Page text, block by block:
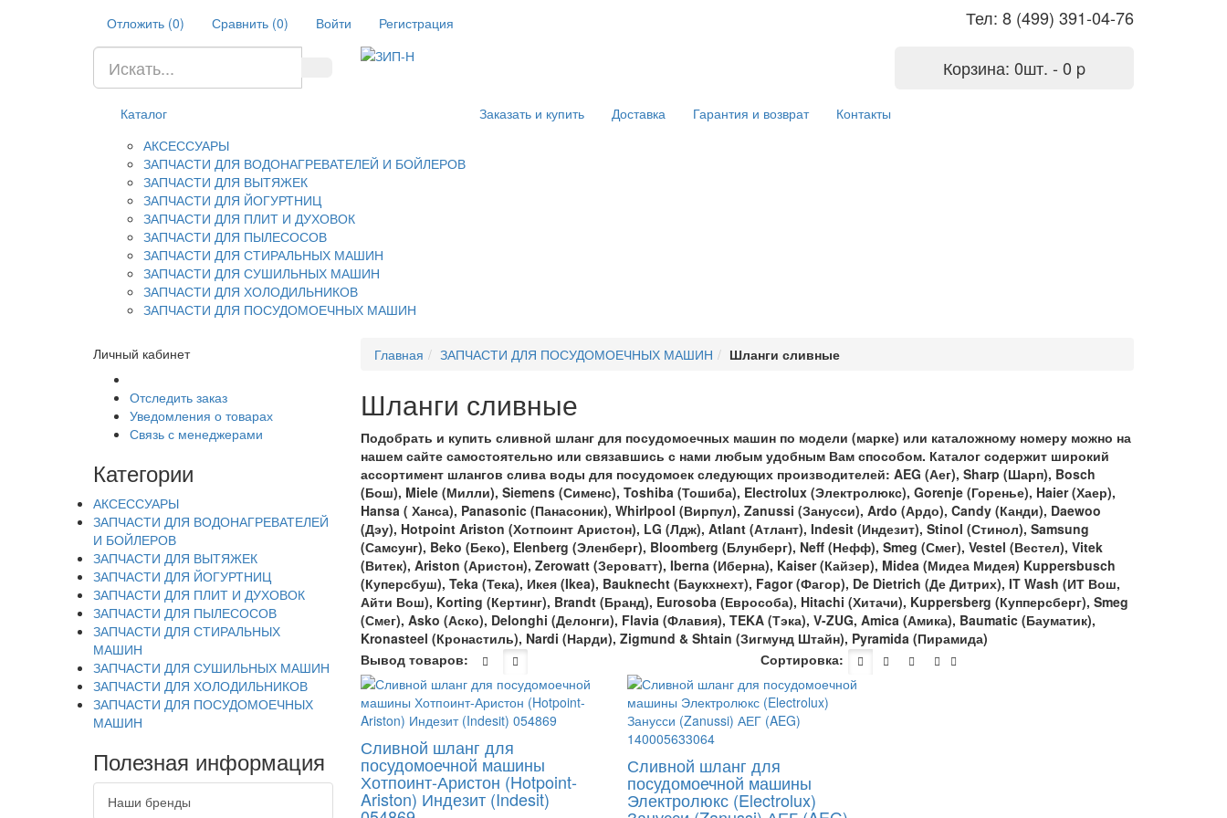
Отложить (0) Сравнить (0) Войти Регистрация Тел: 8 (499) 391-04-76
Корзина: 0шт. - 0 p
Каталог
АКСЕССУАРЫ
ЗАПЧАСТИ ДЛЯ ВОДОНАГРЕВАТЕЛЕЙ И БОЙЛЕРОВ
ЗАПЧАСТИ ДЛЯ ВЫТЯЖЕК
ЗАПЧАСТИ ДЛЯ ЙОГУРТНИЦ
ЗАПЧАСТИ ДЛЯ ПЛИТ И ДУХОВОК
ЗАПЧАСТИ ДЛЯ ПЫЛЕСОСОВ
ЗАПЧАСТИ ДЛЯ СТИРАЛЬНЫХ МАШИН
ЗАПЧАСТИ ДЛЯ СУШИЛЬНЫХ МАШИН
ЗАПЧАСТИ ДЛЯ ХОЛОДИЛЬНИКОВ
ЗАПЧАСТИ ДЛЯ ПОСУДОМОЕЧНЫХ МАШИН
Заказать и купить Доставка Гарантия и возврат Контакты
Личный кабинет
Отследить заказ
Уведомления о товарах
Связь с менеджерами
Категории
АКСЕССУАРЫ
ЗАПЧАСТИ ДЛЯ ВОДОНАГРЕВАТЕЛЕЙ
И БОЙЛЕРОВ
ЗАПЧАСТИ ДЛЯ ВЫТЯЖЕК
ЗАПЧАСТИ ДЛЯ ЙОГУРТНИЦ
ЗАПЧАСТИ ДЛЯ ПЛИТ И ДУХОВОК
ЗАПЧАСТИ ДЛЯ ПЫЛЕСОСОВ
ЗАПЧАСТИ ДЛЯ СТИРАЛЬНЫХ
МАШИН
ЗАПЧАСТИ ДЛЯ СУШИЛЬНЫХ МАШИН
ЗАПЧАСТИ ДЛЯ ХОЛОДИЛЬНИКОВ
ЗАПЧАСТИ ДЛЯ ПОСУДОМОЕЧНЫХ
МАШИН
Полезная информация
Наши бренды
Главная ЗАПЧАСТИ ДЛЯ ПОСУДОМОЕЧНЫХ МАШИН Шланги сливные
Шланги сливные
Подобрать и купить сливной шланг для посудомоечных машин по модели (марке) или каталожному номеру можно на
нашем сайте самостоятельно или связавшись с нами любым удобным Вам способом. Каталог содержит широкий
ассортимент шлангов слива воды для посудомоек следующих производителей: AEG (Аег), Sharp (Шарп), Bosch
(Бош), Miele(Милли), Siemens(Сименс), Toshiba(Тошиба), Electrolux(Электролюкс), Gorenje(Горенье), Haier(Хаер),
Hansa( Ханса), Panasonic(Панасоник), Whirlpool (Вирпул), Zanussi (Занусси), Ardo (Ардо), Candy(Канди), Daewoo
(Дэу), Hotpoint Ariston (Хотпоинт Аристон), LG (Лдж), Atlant(Атлант), Indesit(Индезит), Stinol (Стинол), Samsung
(Самсунг), Beko (Беко), Elenberg (Эленберг), Bloomberg (Блунберг), Neff(Нефф), Smeg (Смег), Vestel (Вестел), Vitek
(Витек), Ariston (Аристон), Zerowatt(Зероватт), Iberna(Иберна), Kaiser(Кайзер), Midea(Мидеа Мидея) Kuppersbusch
(Куперсбуш), Teka(Тека), Икея (Ikea), Bauknecht(Баукхнехт), Fagor(Фагор), De Dietrich (Де Дитрих), IT Wash (ИТ Вош,
Айти Вош), Korting (Кертинг), Brandt(Бранд), Eurosoba(Еврособа), Hitachi (Хитачи), Kuppersberg (Купперсберг), Smeg
(Смег), Asko (Аско), Delonghi (Делонги), Flavia(Флавия), TEKA(Тэка), V-ZUG, Amica(Амика), Baumatic(Бауматик),
Kronasteel (Кронастиль), Nardi (Нарди), Zigmund & Shtain (Зигмунд Штайн), Pyramida(Пирамида)
Вывод товаров:
Сортировка:
Сливной шланг для
посудомоечной машины
Хотпоинт-Аристон (Hotpoint-
Ariston) Индезит (Indesit)
Сливной шланг для
посудомоечной машины
Электролюкс (Electrolux)